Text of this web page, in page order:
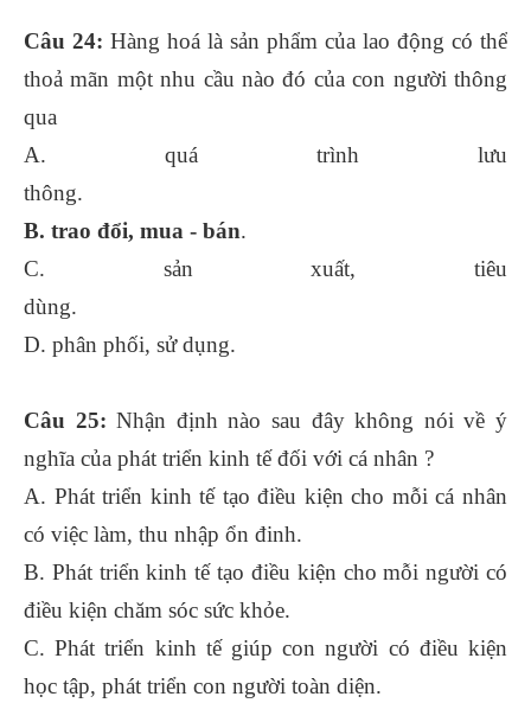
Câu 24: Hàng hoá là sản phẩm của lao động có thể
thoả mãn một nhu cầu nào đó của con người thông
qua
A. quá trình lưu
thông.
B. trao đổi, mua - bán.
C. sản xuất, tiêu
dùng.
D. phân phối, sử dụng.
Câu 25: Nhận định nào sau đây không nói về ý
nghĩa của phát triển kinh tế đối với cá nhân ?
A. Phát triển kinh tế tạo điều kiện cho mỗi cá nhân
có việc làm, thu nhập ổn đinh.
B. Phát triển kinh tế tạo điều kiện cho mỗi người có
điều kiện chăm sóc sức khỏe.
C. Phát triển kinh tế giúp con người có điều kiện
học tập, phát triển con người toàn diện.